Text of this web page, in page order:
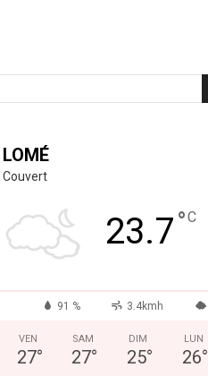
LOMÉ
Couvert
23.7°C
91 % 3.4kmh
VEN
27°
SAM
27°
DIM
25°
LUN
26°